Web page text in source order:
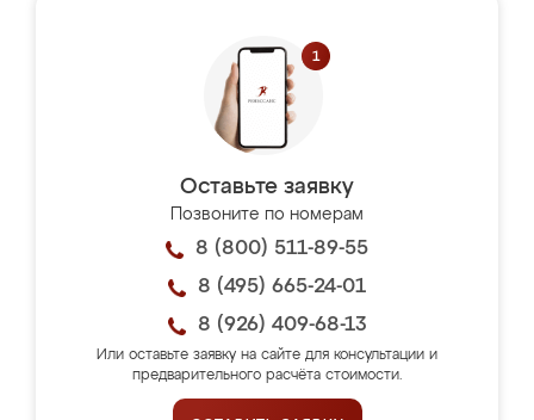
Оставьте заявку
Позвоните по номерам
8 (800) 511-89-55
8 (495) 665-24-01
8 (926) 409-68-13
Или оставьте заявку на сайте для консультации и
предварительного расчёта стоимости.